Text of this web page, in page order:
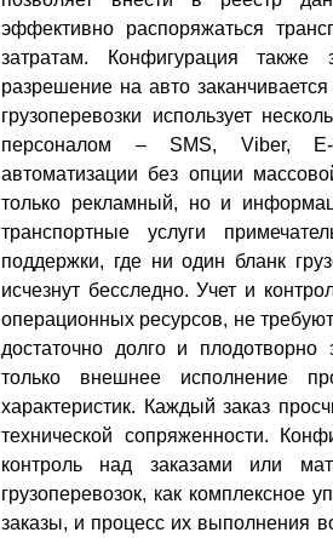
эффективно распоряжаться
затратам. Конфигурация также
разрешение на авто
грузоперевозки использует
персоналом – SMS, Viber, E-
автоматизации без опции
только рекламный, но и
транспортные услуги
поддержки, где ни один бланк
исчезнут бесследно. Учет и
операционных ресурсов, не
достаточно долго и плодотворно
только внешнее исполнение
характеристик. Каждый заказ
технической сопряженности.
контроль над заказами или
грузоперевозок, как комплексное
заказы, и процесс их выполнения